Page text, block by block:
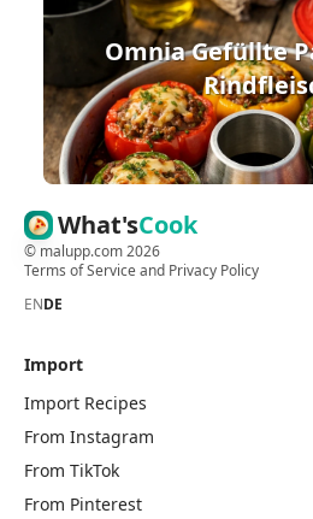
Omnia Gefüllte
What'sCook
© malupp.com2026
Terms of Serviceand Privacy Policy
ENDE
Import
Import Recipes
From Instagram
From TikTok
From Pinterest